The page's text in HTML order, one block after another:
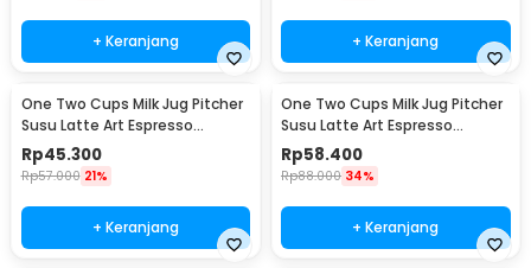
+ Keranjang + Keranjang
One Two Cups Milk Jug Pitcher
Susu Latte Art Espresso
Stainless Steel 600ml - J068
Rp45.300
Rp57.000 21%
+ Keranjang
One Two Cups Milk Jug Pitcher
Susu Latte Art Espresso
Stainless Steel 900ml - J068
Rp58.400
Rp88.000 34%
+ Keranjang